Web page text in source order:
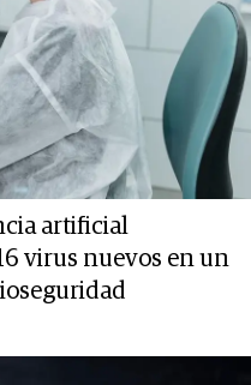
artificial
virus nuevos en un